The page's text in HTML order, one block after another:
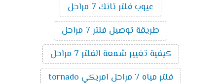
عيوب فلتر تانك 7 مراحل
طريقة توصيل فلتر 7 مراحل
كيفية تغيير شمعة الفلتر 7 مراحل
فلتر مياه 7 مراحل امريكي tornado